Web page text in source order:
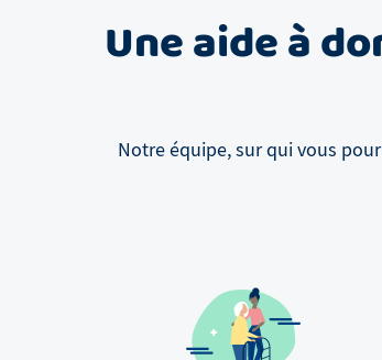
Une aide à
Notre équipe, sur qui vous